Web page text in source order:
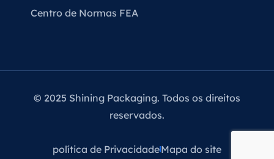
Centro de Normas FEA
© 2025 Shining Packaging. Todos os direitos
reservados.
política de PrivacidadeMapa do site